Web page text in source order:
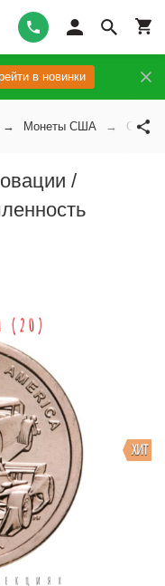
в новинки
Монеты США США 1
/
ХИТ